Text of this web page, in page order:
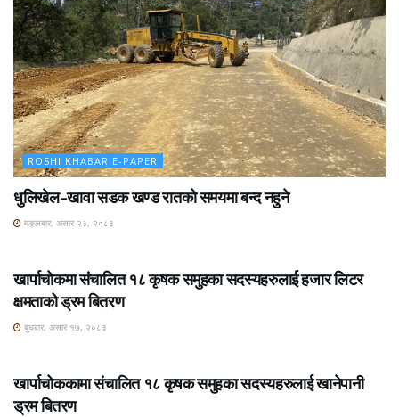
ROSHI KHABAR E-PAPER
धुलिखेल–खावा सडक खण्ड रातको समयमा बन्द नहुने
मङ्लबार, असार २३, २०८३
खार्पाचोकमा संचालित १८ कृषक समुहका सदस्यहरुलाई हजार लिटर
क्षमताको ड्रम बितरण
बुधबार, असार १७, २०८३
खार्पाचोककामा संचालित १८ कृषक समुहका सदस्यहरुलाई खानेपानी
ड्रम बितरण